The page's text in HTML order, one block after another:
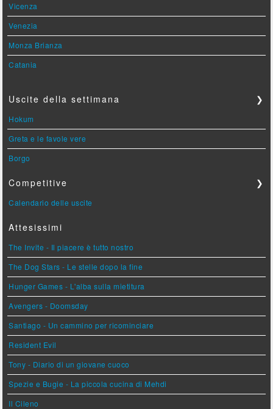
Vicenza
Venezia
Monza Brianza
Catania
Uscite della settimana ❯
Hokum
Greta e le favole vere
Borgo
Competitive ❯
Calendario delle uscite
Attesissimi
The Invite - Il piacere è tutto nostro
The Dog Stars - Le stelle dopo la fine
Hunger Games - L'alba sulla mietitura
Avengers - Doomsday
Santiago - Un cammino per ricominciare
Resident Evil
Tony - Diario di un giovane cuoco
Spezie e Bugie - La piccola cucina di Mehdi
Il Cileno